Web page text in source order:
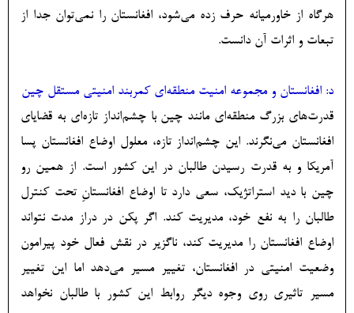
هرگاه از خاورمیانه حرف زده می‌شود، افغانستان را نمی‌توان جدا از
تبعات و اثرات آن دانست.
د: افغانستان و مجموعه امنیت منطقه‌ای کمربند امنیتی مستقل چین
قدرت‌های بزرگ منطقه‌ای مانند چین با چشم‌انداز تازه‌ای به قضایای
افغانستان می‌نگرند. این چشم‌انداز تازه، معلول اوضاع افغانستان پسا
آمریکا و به قدرت رسیدن طالبان در این کشور است. از همین رو
چین با دید استراتژیک، سعی دارد تا اوضاع افغانستانِ تحت کنترل
طالبان را به نفع خود، مدیریت کند. اگر پکن در دراز مدت نتواند
اوضاع افغانستان را مدیریت کند، ناگزیر در نقش فعال خود پیرامون
وضعیت امنیتی در افغانستان، تغییر مسیر می‌دهد اما این تغییر
مسیر تاثیری روی وجوه دیگر روابط این کشور با طالبان نخواهد